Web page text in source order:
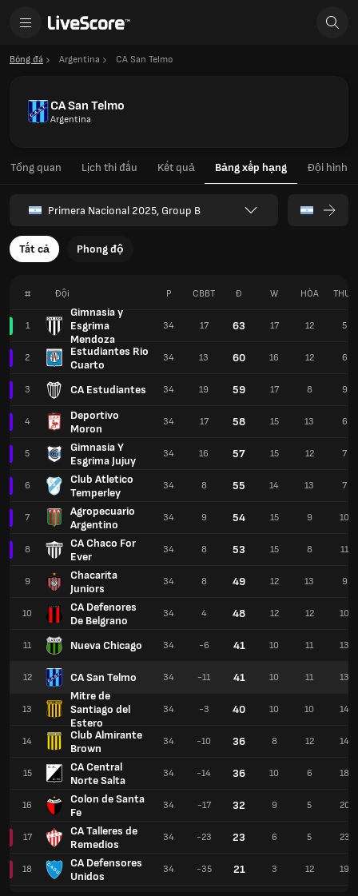
Bóng đá Argentina CA San Telmo
CA San Telmo
Argentina
Tổng quan Lịch thi đấu Kết quả Bảng xếp hạng Đội hình
Primera Nacional 2025, Group B
Tất cả Phong độ
# Đội
1
Gimnasia y
Esgrima
Mendoza
2
Estudiantes Rio
Cuarto
3 CA Estudiantes
4
Deportivo
Moron
5
Gimnasia Y
Esgrima Jujuy
6
Club Atletico
Temperley
7
Agropecuario
Argentino
8
CA Chaco For
Ever
9
Chacarita
Juniors
10
CA Defenores
De Belgrano
11 Nueva Chicago
12 CA San Telmo
13
Mitre de
Santiago del
Estero
14
Club Almirante
Brown
15
CA Central
Norte Salta
16
Colon de Santa
Fe
17
CA Talleres de
Remedios
18
CA Defensores
Unidos
P CBBT Đ W HÒA THUA
34 17 63 17 12 5
34 13 60 16 12 6
34 19 59 17 8 9
34 17 58 15 13 6
34 16 57 15 12 7
34 8 55 14 13 7
34 9 54 15 9 10
34 8 53 15 8 11
34 8 49 12 13 9
34 4 48 12 12 10
34 -6 41 10 11 13
34 -11 41 10 11 13
34 -3 40 10 10 14
34 -10 36 8 12 14
34 -14 36 10 6 18
34 -17 32 9 5 20
34 -23 23 6 5 23
34 -35 21 3 12 19